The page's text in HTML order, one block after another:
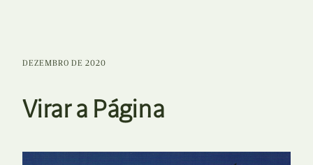
DEZEMBRO DE 2020
Virar a Página